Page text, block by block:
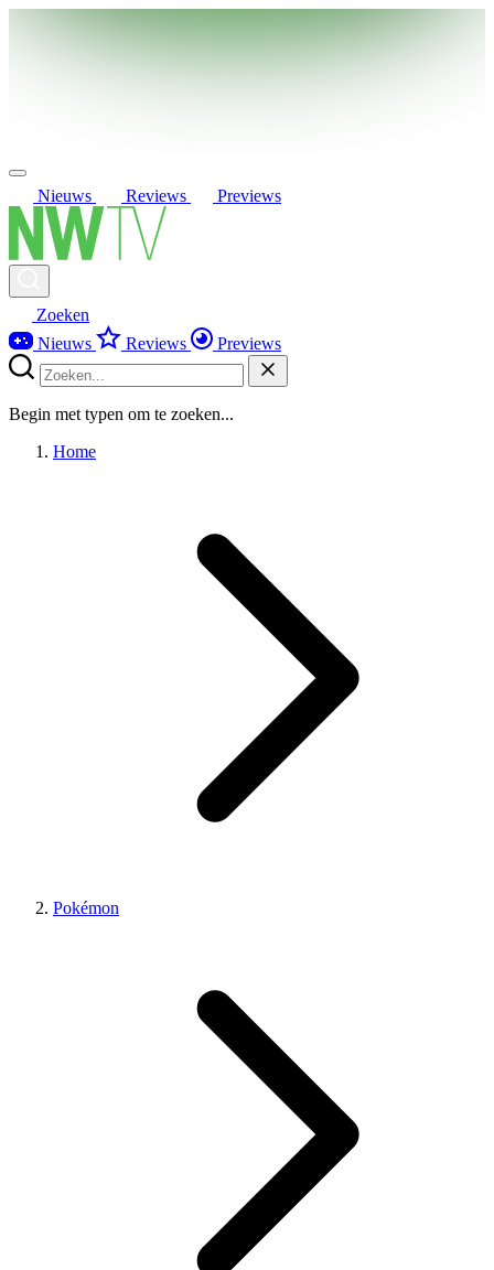
Nieuws Reviews Previews
Zoeken
Nieuws
Reviews Previews
Begin met typen om te zoeken...
Home
Pokémon